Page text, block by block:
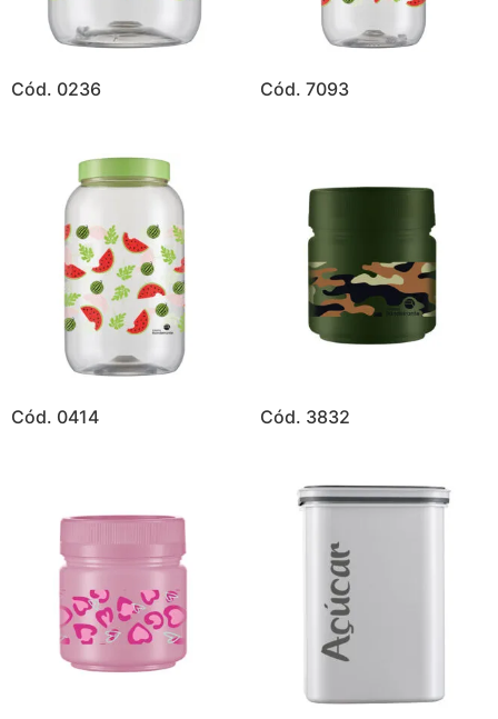
Cód. 0236 Cód. 7093
Cód. 0414 Cód. 3832